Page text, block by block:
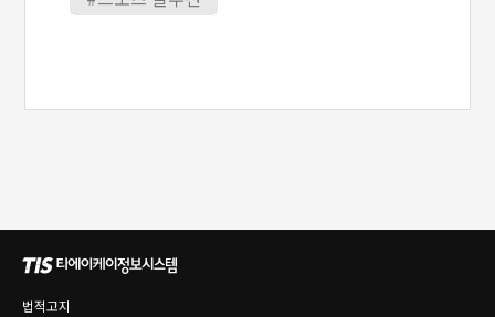
법적고지